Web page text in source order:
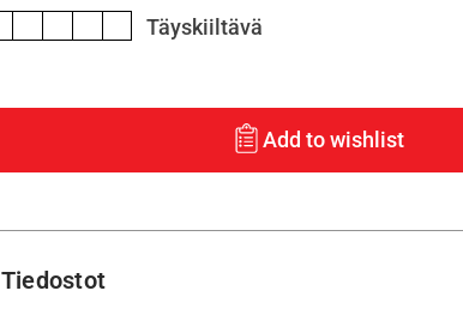
Täyskiiltävä
Add to wishlist
Tiedostot